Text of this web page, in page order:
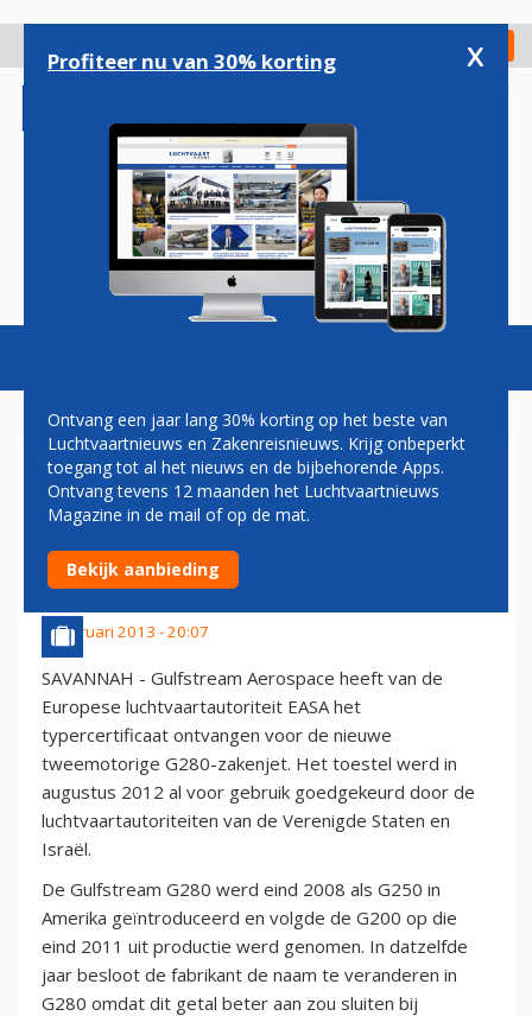
gaan
Check in
Magazine Podcasts Vacatures
EASA KEURT G280 ZAKENJET
GOED VOOR EUROPEES
GEBRUIK (FOTO)
9 februari 2013 - 20:07
SAVANNAH - Gulfstream Aerospace heeft van de
Europese luchtvaartautoriteit EASA het
typercertificaat ontvangen voor de nieuwe
tweemotorige G280-zakenjet. Het toestel werd in
augustus 2012 al voor gebruik goedgekeurd door de
luchtvaartautoriteiten van de Verenigde Staten en
Israël.
De Gulfstream G280 werd eind 2008 als G250 in
Amerika geïntroduceerd en volgde de G200 op die
eind 2011 uit productie werd genomen. In datzelfde
jaar besloot de fabrikant de naam te veranderen in
G280 omdat dit getal beter aan zou sluiten bij
Profiteer nu van 30% korting x
Ontvang een jaar lang 30% korting op het beste van
Luchtvaartnieuws en Zakenreisnieuws. Krijg onbeperkt
toegang tot al het nieuws en de bijbehorende Apps.
Ontvang tevens 12 maanden het Luchtvaartnieuws
Magazine in de mail of op de mat.
Bekijk aanbieding